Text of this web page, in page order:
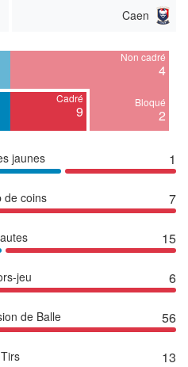
Caen
Cadré
9
Non cadré
4
Bloqué
2
jaunes 1
de coins 7
15
jeu 6
de Balle 56
Tirs 13